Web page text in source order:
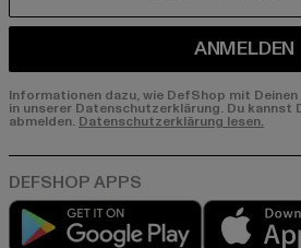
ANMELDEN
Informationen dazu, wie DefShop mit
in unserer Datenschutzerklärung. Du
abmelden.Datenschutzerklärung lesen.
Play market